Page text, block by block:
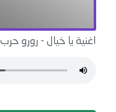
اغنية يا خيال - رورو حرب